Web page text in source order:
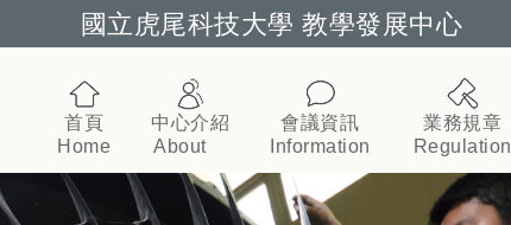
國立虎尾科技大學 教學發展中心
跳到主要內容
首頁
Home
中心介紹
About
會議資訊
Information
業務規章
Regulation